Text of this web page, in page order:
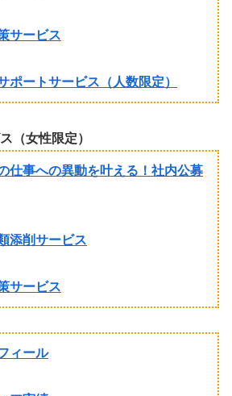
サービス
ポートサービス（人数限定）
（女性限定）
仕事への異動を叶える！社内公募
添削サービス
サービス
ィール